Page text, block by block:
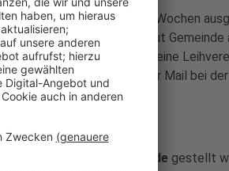
eine bis maximal vier Wochen
Es eignet sich laut Gemeinde
will, muss vorher eine
an. Das Lastenrad kann per Mail bei
30. September.
gestellt